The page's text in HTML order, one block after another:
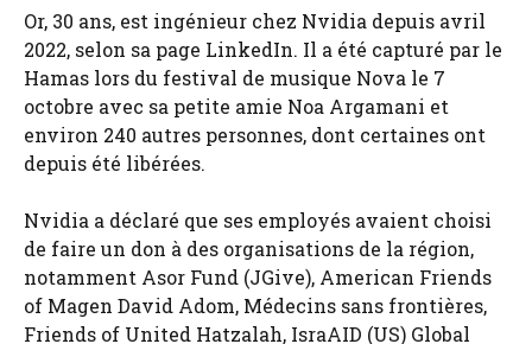
Or, 30 ans, est ingénieur chez Nvidia depuis avril
2022, selon sa page LinkedIn. Il a été capturé par le
Hamas lors du festival de musique Nova le 7
octobre avec sa petite amie Noa Argamani et
environ 240 autres personnes, dont certaines ont
depuis été libérées.
Nvidia a déclaré que ses employés avaient choisi
de faire un don à des organisations de la région,
notamment Asor Fund (JGive), American Friends
of Magen David Adom, Médecins sans frontières,
Friends of United Hatzalah, IsraAID (US) Global